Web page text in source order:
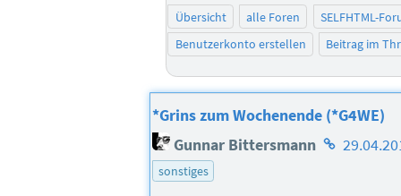
Übersicht alle Foren
SELFHTML-
Benutzerkonto erstellen
Beitrag im
*Grins zum Wochenende (*G4WE)
Gunnar Bittersmann Homepage
sonstiges